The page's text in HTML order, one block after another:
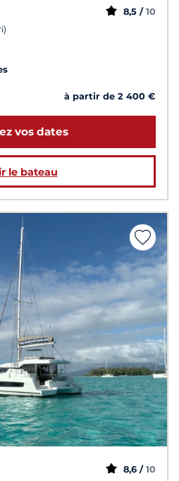
8,5 / 10
à partir de 2 400 €
vos dates
le bateau
8,6 / 10